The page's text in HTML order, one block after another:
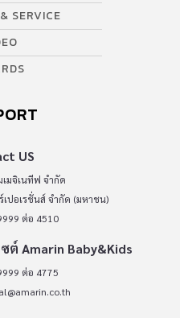
SERVICE
US
เมจิเนทีฟ จำกัด
ปอเรชั่นส์ จำกัด (มหาชน)
ต่อ 4510
ต์ Amarin Baby&Kids
ต่อ 4775